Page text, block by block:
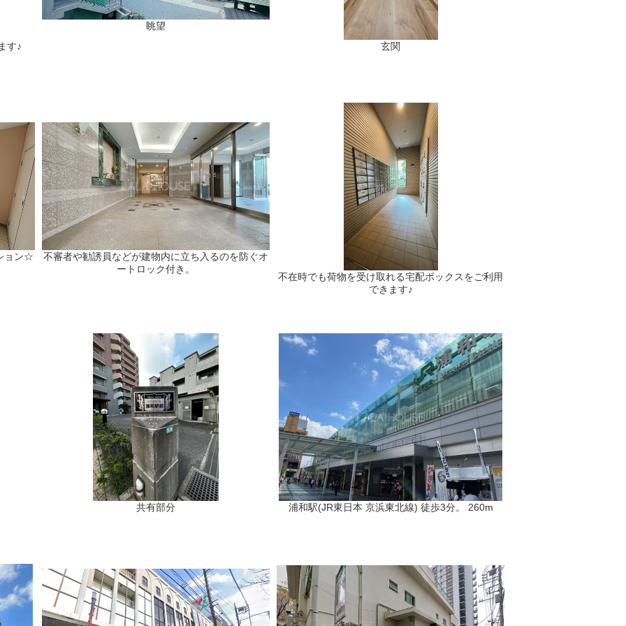
す♪
眺望
玄関
ョン☆
不審者や勧誘員などが建物内に立ち入るのを防ぐオ
ートロック付き。
不在時でも荷物を受け取れる宅配ボックスをご利用
できます♪
共有部分 浦和駅(JR東日本 京浜東北線) 徒歩3分。 260m